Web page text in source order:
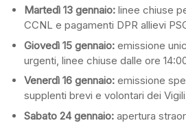
Martedì 13 gennaio: linee chiuse
CCNL e pagamenti DPR allievi
Giovedì 15 gennaio: emissione
urgenti, linee chiuse dalle ore
Venerdì 16 gennaio: emissione
supplenti brevi e volontari dei
Sabato 24 gennaio: apertura